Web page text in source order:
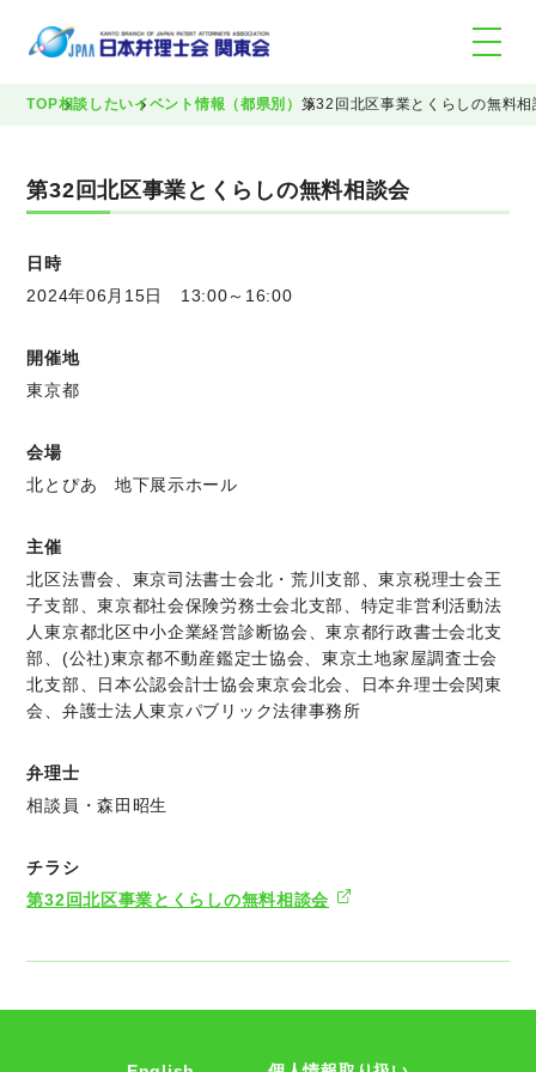
TOP相談したいイベント情報（都県別） 第32回北区事業とくらしの無料相
第32回北区事業とくらしの無料相談会
日時
2024年06月15日 13:00～16:00
開催地
東京都
会場
北とぴあ 地下展示ホール
主催
北区法曹会、東京司法書士会北・荒川支部、東京税理士会王
子支部、東京都社会保険労務士会北支部、特定非営利活動法
人東京都北区中小企業経営診断協会、東京都行政書士会北支
部、(公社)東京都不動産鑑定士協会、東京土地家屋調査士会
北支部、日本公認会計士協会東京会北会、日本弁理士会関東
会、弁護士法人東京パブリック法律事務所
弁理士
相談員・森田昭生
チラシ
第32回北区事業とくらしの無料相談会